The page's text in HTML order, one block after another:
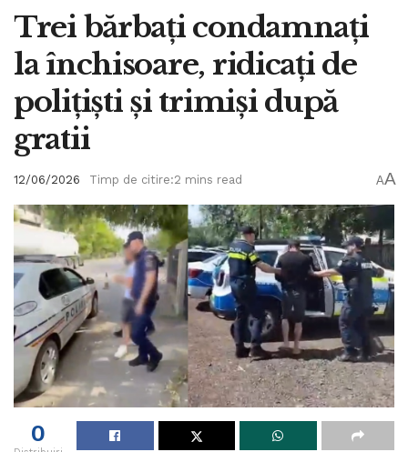
Trei bărbați condamnați
la închisoare, ridicați de
polițiști și trimiși după
gratii
12/06/2026 Timp de citire:2 mins read AA
0